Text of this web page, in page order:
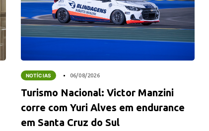
NOTÍCIAS 06/08/2026
Turismo Nacional: Victor Manzini
corre com Yuri Alves em endurance
em Santa Cruz do Sul